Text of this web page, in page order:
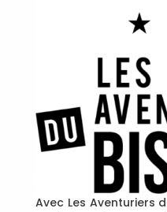
Avec Les Aventuriers